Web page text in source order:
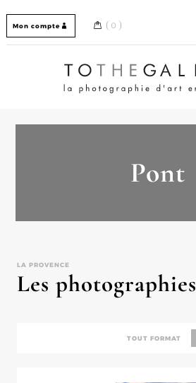
Mon compte 0
Home / Accueil
Pont
LA PROVENCE
Les photographies
TOUT FORMAT